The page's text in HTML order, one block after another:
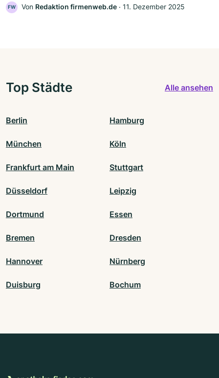
FW Von Redaktion firmenweb.de ‧ 11. Dezember 2025
Top Städte Alle ansehen
Berlin Hamburg
München Köln
Frankfurt am Main Stuttgart
Düsseldorf Leipzig
Dortmund Essen
Bremen Dresden
Hannover Nürnberg
Duisburg Bochum